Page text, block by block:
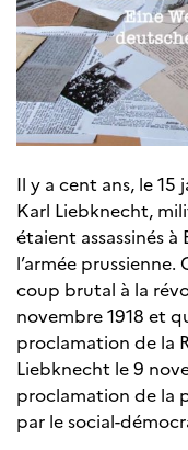
Il y a cent ans, le 15
Karl Liebknecht,
étaient assassinés
l’armée
coup brutal à la
novembre 1918 et
proclamation de la
Liebknecht le 9
proclamation de la
par le social-